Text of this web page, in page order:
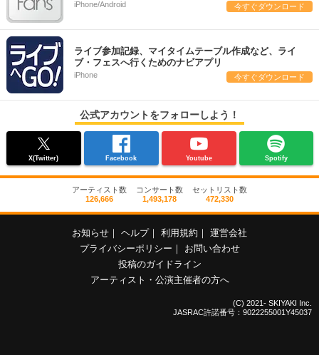
iPhone/Android 今すぐダウンロード
ライブ参加記録、マイタイムテーブル作成など、ライ
ブ・フェスへ行くためのナビアプリ
iPhone 今すぐダウンロード
公式アカウントをフォローしよう！
X(Twitter) Facebook Youtube Spotify
アーティスト数
126,666
コンサート数
1,493,178
セットリスト数
472,330
お知らせ ｜ ヘルプ｜ 利用規約 ｜ 運営会社
プライバシーポリシー ｜
お問い合わせ
投稿のガイドライン
アーティスト・公演主催者の方へ
(C) 2021- SKIYAKI Inc.
JASRAC許諾番号：9022255001Y45037